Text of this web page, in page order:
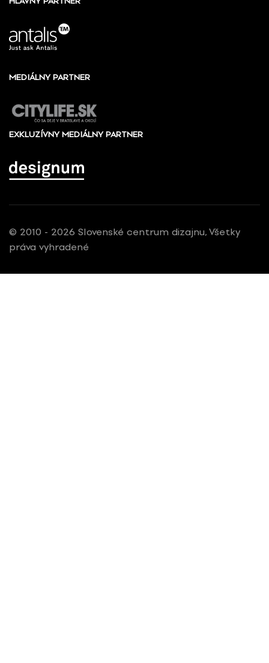
MEDIÁLNY PARTNER
EXKLUZÍVNY MEDIÁLNY PARTNER
© 2010 - 2026 Slovenské centrum dizajnu, Všetky
práva vyhradené